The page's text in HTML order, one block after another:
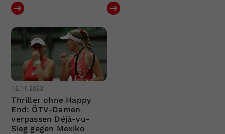
12.11.2023
Thriller ohne Happy
End: ÖTV-Damen
verpassen Déjà-vu-
Sieg gegen Mexiko